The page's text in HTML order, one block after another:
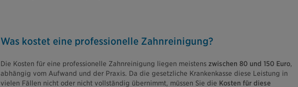
Was kostet eine professionelle Zahnreinigung?
Die Kosten für eine professionelle Zahnreinigung liegen meistens zwischen 80 und 150 Euro,
abhängig vom Aufwand und der Praxis. Da die gesetzliche Krankenkasse diese Leistung in
vielen Fällen nicht oder nicht vollständig übernimmt, müssen Sie die Kosten für diese